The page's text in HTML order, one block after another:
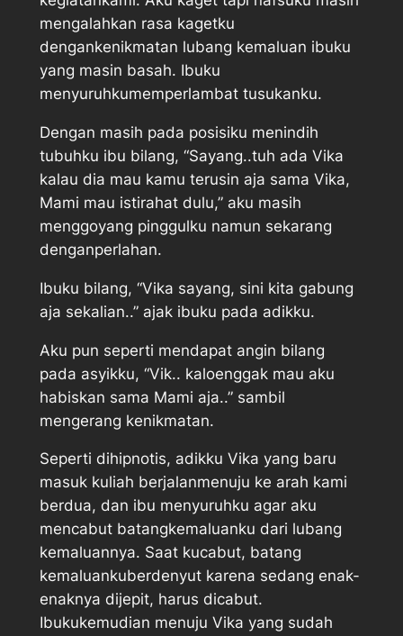
mengalahkan rasa kagetku
dengankenikmatan lubang kemaluan ibuku
yang masin basah. Ibuku
menyuruhkumemperlambat tusukanku.
Dengan masih pada posisiku menindih
tubuhku ibu bilang, “Sayang..tuh ada Vika
kalau dia mau kamu terusin aja sama Vika,
Mami mau istirahat dulu,” aku masih
menggoyang pinggulku namun sekarang
denganperlahan.
Ibuku bilang, “Vika sayang, sini kita gabung
aja sekalian..” ajak ibuku pada adikku.
Aku pun seperti mendapat angin bilang
pada asyikku, “Vik.. kaloenggak mau aku
habiskan sama Mami aja..” sambil
mengerang kenikmatan.
Seperti dihipnotis, adikku Vika yang baru
masuk kuliah berjalanmenuju ke arah kami
berdua, dan ibu menyuruhku agar aku
mencabut batangkemaluanku dari lubang
kemaluannya. Saat kucabut, batang
kemaluankuberdenyut karena sedang enak-
enaknya dijepit, harus dicabut.
Ibukukemudian menuju Vika yang sudah